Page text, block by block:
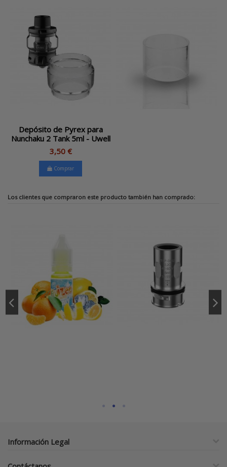
Depósito de Pyrex para
Nunchaku 2 Tank 5ml - Uwell
3,50 €
Comprar
Los clientes que compraron este producto también han comprado:
Información Legal